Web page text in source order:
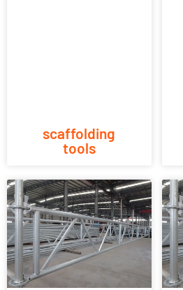
scaffolding
tools